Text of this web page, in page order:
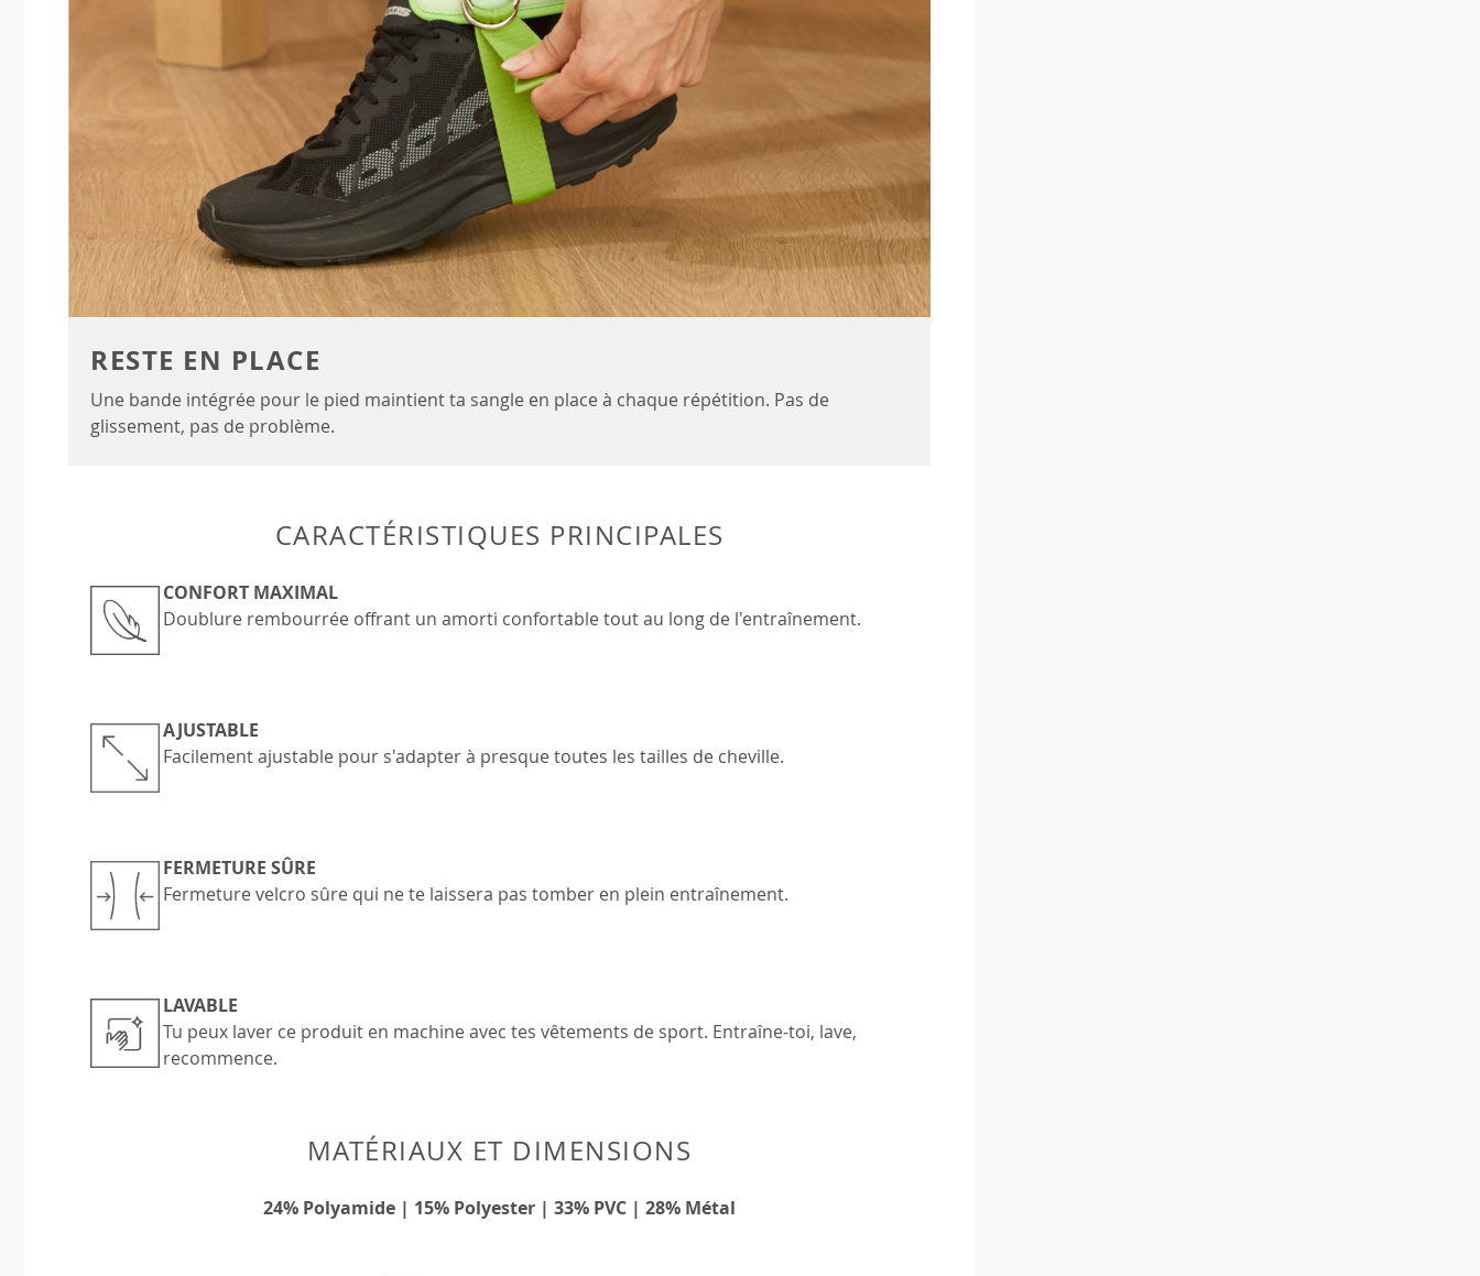
RESTE EN PLACE
Une bande intégrée pour le pied maintient ta sangle en place à chaque répétition. Pas de
glissement, pas de problème.
CARACTÉRISTIQUES PRINCIPALES
CONFORT MAXIMAL
Doublure rembourrée offrant un amorti confortable tout au long de l'entraînement.
AJUSTABLE
Facilement ajustable pour s'adapter à presque toutes les tailles de cheville.
FERMETURE SÛRE
Fermeture velcro sûre qui ne te laissera pas tomber en plein entraînement.
LAVABLE
Tu peux laver ce produit en machine avec tes vêtements de sport. Entraîne-toi, lave,
recommence.
MATÉRIAUX ET DIMENSIONS
24% Polyamide | 15% Polyester | 33% PVC | 28% Métal